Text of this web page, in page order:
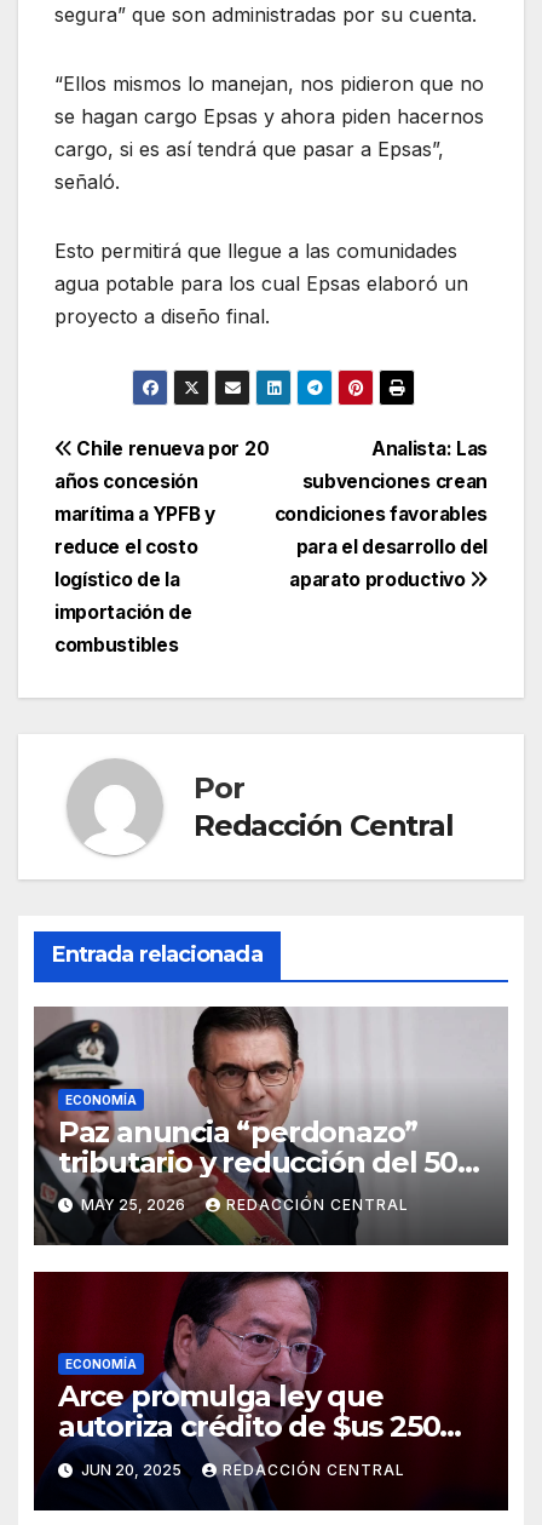
segura” que son administradas por su cuenta.
“Ellos mismos lo manejan, nos pidieron que no
se hagan cargo Epsas y ahora piden hacernos
cargo, si es así tendrá que pasar a Epsas”,
señaló.
Esto permitirá que llegue a las comunidades
agua potable para los cual Epsas elaboró un
proyecto a diseño final.
Navegación
de
entradas
Analista: Las
subvenciones crean
condiciones favorables
para el desarrollo del
aparato productivo
Chile renueva por 20
años concesión
marítima a YPFB y
reduce el costo
logístico de la
importación de
combustibles
Por
Redacción Central
Entrada relacionada
ECONOMÍA
Paz anuncia “perdonazo”
tributario y reducción del 50%
al salario del Presidente y
ministros
MAY 25, 2026 REDACCIÓN CENTRAL
ECONOMÍA
Arce promulga ley que
autoriza crédito de $us 250
millones del BID para
emergencias
JUN 20, 2025 REDACCIÓN CENTRAL